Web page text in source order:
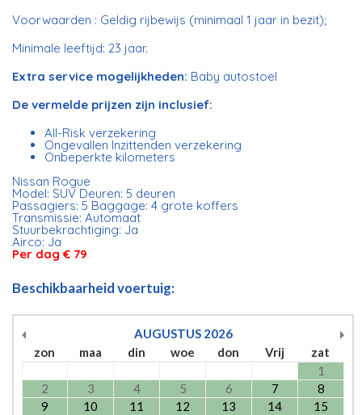
Voorwaarden : Geldig rijbewijs (minimaal 1 jaar in bezit);
Minimale leeftijd: 23 jaar.
Extra service mogelijkheden: Baby autostoel
De vermelde prijzen zijn inclusief:
All-Risk verzekering
Ongevallen Inzittenden verzekering
Onbeperkte kilometers
Nissan Rogue
Model: SUV Deuren: 5 deuren
Passagiers: 5 Baggage: 4 grote koffers
Transmissie: Automaat
Stuurbekrachtiging: Ja
Airco: Ja
Per dag € 79
Beschikbaarheid voertuig:
AUGUSTUS 2026
zon
maa din woe don Vrij
zat
1
2
3 4 5 6 7
8
9
10 11 12 13 14
15